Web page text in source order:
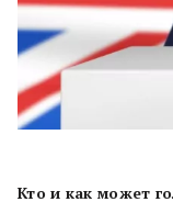
Кто и как может